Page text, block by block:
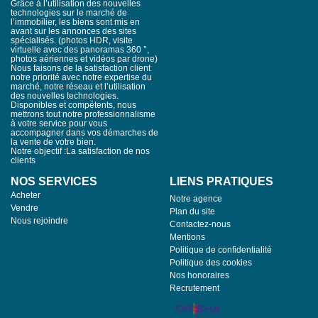
seven bedrooms, including two ground-floor suites,
an ideal layout for a large family or for comfortably
relatives and guests. The outdoor areas naturally
the living spaces. The perfectly maintained grounds
a large heated pool with a cover and chlorine filtration
a true invitation to relax amidst a preserved natural
A fully renovated outbuilding completes the
and can serve as guest quarters, a home office, or
for a separate business. The amenities are befitting
this exclusive address: gas-fired central heating with
cast-iron radiators, air conditioning, a large garage,
ample parking spaces on the property. This residence
a rare balance between prestige, nature, and proximity
Montpellier. A property with character, ideal for those who
spacious living, privacy, and a privileged lifestyle
one of the most sought-after areas of the Montpellier
Grâce à l’utilisation des nouvelles
technologies sur le marché de
l’immobilier, les biens sont mis en
avant sur les annonces des sites
spécialisés. (photos HDR, visite
virtuelle avec des panoramas 360 °,
photos aériennes et vidéos par drone)
Nous faisons de la satisfaction client
notre priorité avec notre expertise du
marché, notre réseau et l’utilisation
des nouvelles technologies.
Disponibles et compétents, nous
mettrons tout notre professionnalisme
à votre service pour vous
accompagner dans vos démarches de
la vente de votre bien.
Notre objectif :La satisfaction de nos
clients
NOS SERVICES
Acheter
Vendre
Nous rejoindre
LIENS PRATIQUES
Notre agence
Plan du site
Contactez-nous
Mentions
Politique de confidentialité
Politique des cookies
Nos honoraires
Recrutement